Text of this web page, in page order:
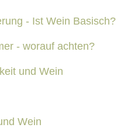
- Ist Wein Basisch?
- worauf achten?
und Wein
Wein